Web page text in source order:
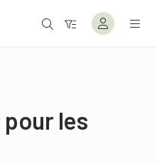
les